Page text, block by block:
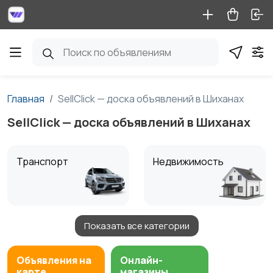
Главная SellClick — доска объявлений в Шиханах
SellClick — доска объявлений в Шиханах
Транспорт Недвижимость
Детские товары Услуги1
Показать все категории
Объявления на
Онлайн-